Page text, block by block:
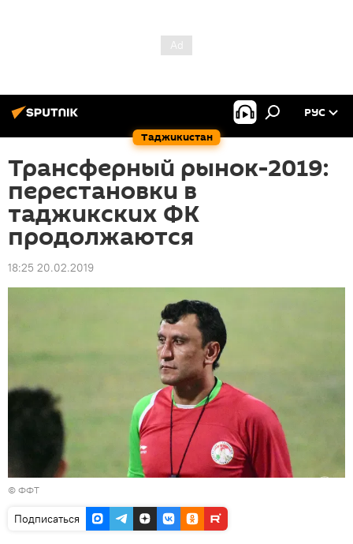
Таджикистан
РУС
Трансферный рынок-2019:
перестановки в
таджикских ФК
продолжаются
18:25 20.02.2019
© ФФТ
Подписаться